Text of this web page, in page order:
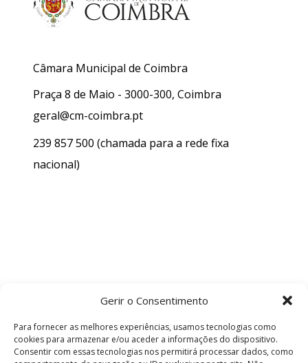
Gerir o Consentimento
Para fornecer as melhores experiências, usamos tecnologias como
cookies para armazenar e/ou aceder a informações do dispositivo.
Consentir com essas tecnologias nos permitirá processar dados, como
Câmara Municipal de Coimbra
Praça 8 de Maio - 3000-300, Coimbra
geral@cm-coimbra.pt
239 857 500 (chamada para a rede fixa
nacional)